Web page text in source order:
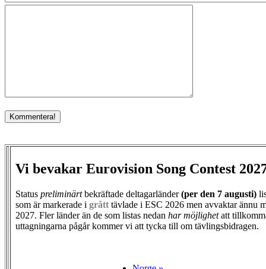
Vi bevakar Eurovision Song Contest
Status preliminärtbekräftade deltagarländer(per den 7 augusti)
som är markerade i grått tävlade i ESC 2026 men avvaktar ännu
2027. Fler länder än de som listas nedan har möjlighetatt
uttagningarna pågår kommer vi att tycka till om tävlingsbidragen.